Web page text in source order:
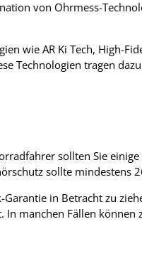
von Ohrmess-
wie AR Ki Tech, High-
Technologien tragen
sollten Sie
sollte mindestens
in Betracht zu
manchen Fällen